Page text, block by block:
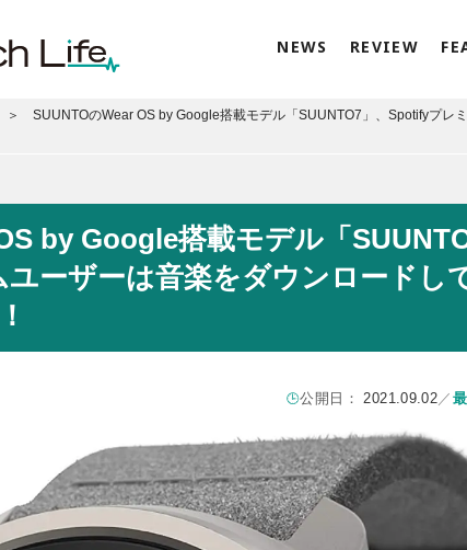
NEWS REVIEW
SUUNTOのWear OS by Google搭載モデル「SUUNTO7」、Spotifyプレ
by Google搭載モデル「
ーザーは音楽をダウンロードし
公開日：2021.09.02／